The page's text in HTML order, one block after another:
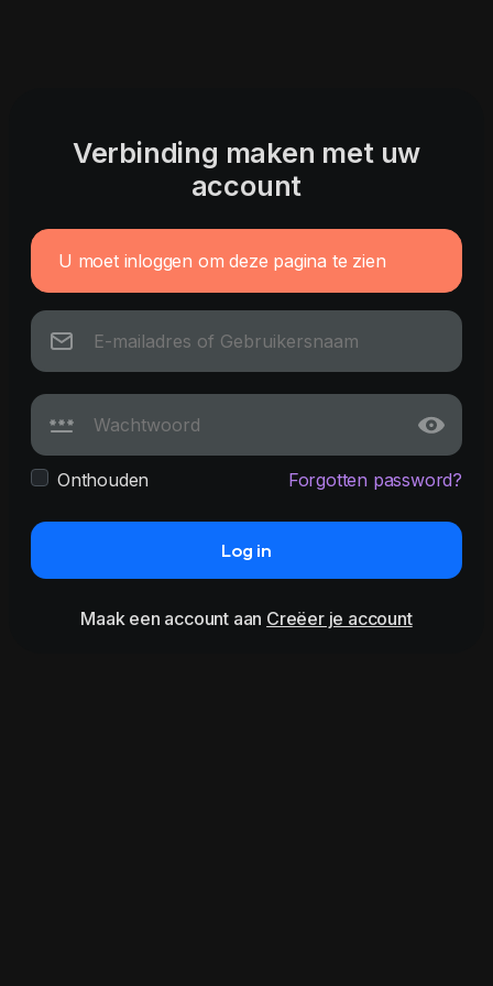
Verbinding maken met uw
account
U moet inloggen om deze pagina te zien
Onthouden Forgotten password?
Log in
Maak een account aan Creëer je account